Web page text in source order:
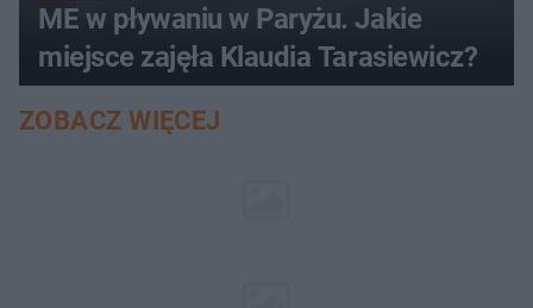
ME w pływaniu w Paryżu. Jakie
miejsce zajęła Klaudia Tarasiewicz?
ZOBACZ WIĘCEJ